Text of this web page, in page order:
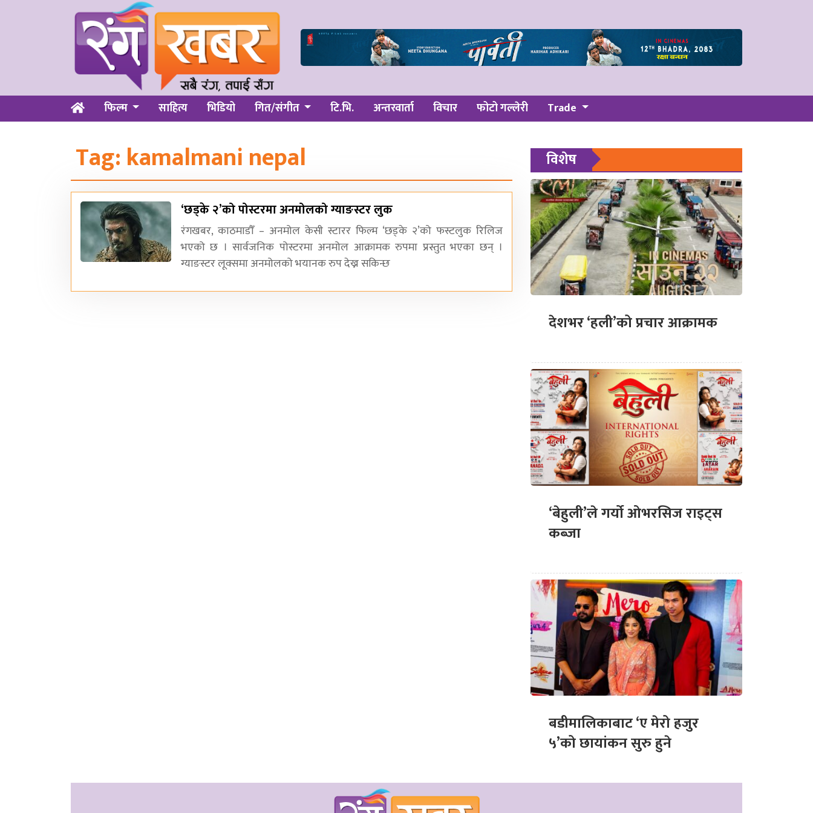
फिल्म साहित्य भिडियो गित/संगीत टि.भि. अन्तरवार्ता विचार फोटो गल्लेरी Trade
Tag:kamalmani nepal
‘छड्के २’को पोस्टरमा अनमोलको ग्याङस्टर लुक
रंगखबर, काठमाडौँ – अनमोल केसी स्टारर फिल्म ‘छड्के २’को फस्टलुक रिलिज
भएको छ । सार्वजनिक पोस्टरमा अनमोल आक्रामक रुपमा प्रस्तुत भएका छन् ।
ग्याङस्टर लूक्समा अनमोलको भयानक रुप देख्न सकिन्छ
विशेष
देशभर ‘हली’को प्रचार आक्रामक
‘बेहुली’ले गर्यो ओभरसिज राइट्स
कब्जा
बडीमालिकाबाट ‘ए मेरो हजुर
५’को छायांकन सुरु हुने